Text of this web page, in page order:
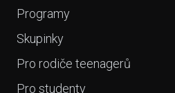
Programy
Skupinky
Pro rodiče teenagerů
Pro studenty